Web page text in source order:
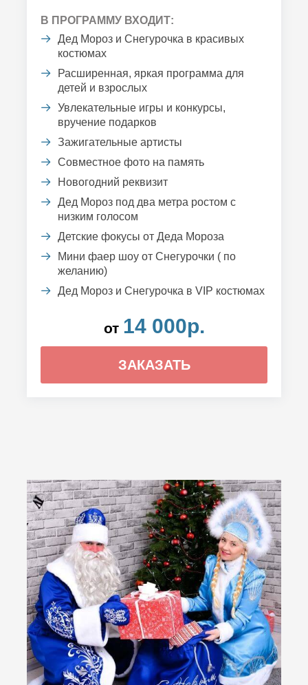
В ПРОГРАММУ ВХОДИТ:
Дед Мороз и Снегурочка в красивых
костюмах
Расширенная, яркая программа для
детей и взрослых
Увлекательные игры и конкурсы,
вручение подарков
Зажигательные артисты
Совместное фото на память
Новогодний реквизит
Дед Мороз под два метра ростом с
низким голосом
Детские фокусы от Деда Мороза
Мини фаер шоу от Снегурочки ( по
желанию)
Дед Мороз и Снегурочка в VIP костюмах
от 14 000р.
ЗАКАЗАТЬ